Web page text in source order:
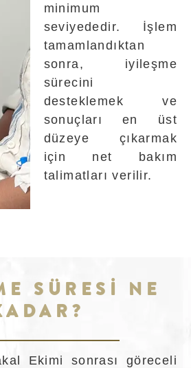
minimum
seviyededir. İşlem
tamamlandıktan
sonra, iyileşme
sürecini
desteklemek ve
sonuçları en üst
düzeye çıkarmak
için net bakım
talimatları verilir.
SÜRESİ NE
Ekimi sonrası göreceli